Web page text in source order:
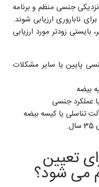
در صورتی که پس از 12 ماه نزدیکی جنسی منظم و برنامه
ناباروری ارزیابی شوند.
زودتر مورد ارزیابی
پایین یا سایر مشکلات
بیضه
عملکرد جنسی
تناسلی یا کیسه بیضه
تعیین
می ‌شود؟